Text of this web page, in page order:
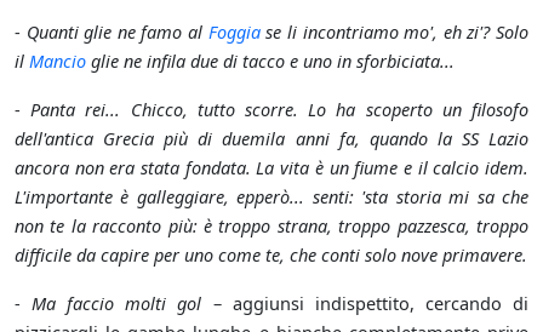
- Quanti glie ne famo al Foggiase li incontriamo mo', eh zi'? Solo
il Mancio glie ne infila due di tacco e uno in sforbiciata...
-Panta rei... Chicco, tutto scorre. Lo ha scoperto un filosofo
dell'antica Grecia più di duemila anni fa, quando la SS Lazio
ancora non era stata fondata. La vita è un fiume e il calcio idem.
L'importante è galleggiare, epperò... senti: 'sta storia mi sa che
non te la racconto più: è troppo strana, troppo pazzesca, troppo
difficile da capire per uno come te, che conti solo nove primavere.
-Ma faccio molti gol – aggiunsi indispettito, cercando di